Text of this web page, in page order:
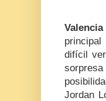
Valencia
principal
difícil
Jordan